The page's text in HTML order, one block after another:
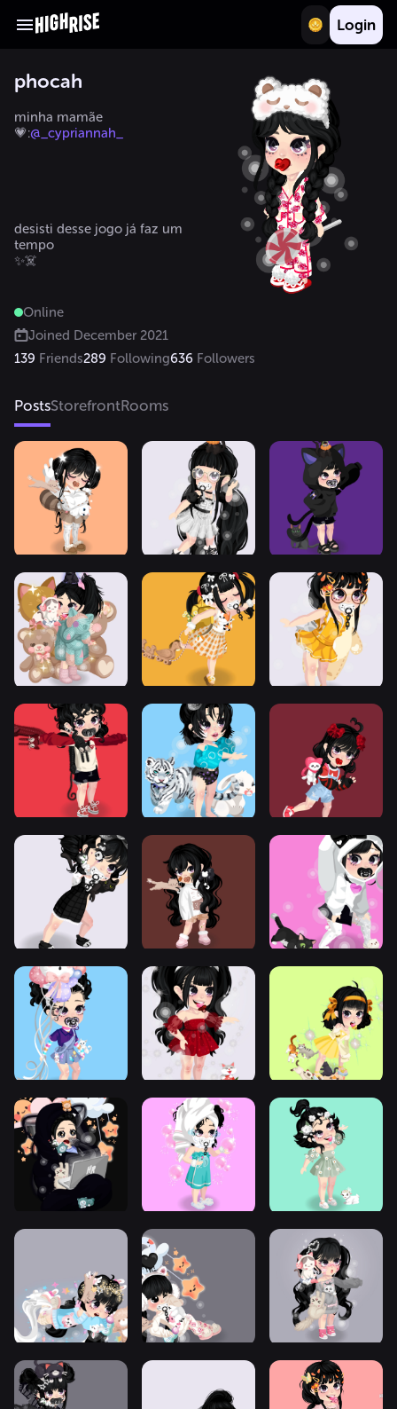
Login
phocah
minha mamãe
💗:@_cypriannah_
desisti desse jogo já faz um
tempo
✨☠️
Online
Joined December 2021
139 Friends289 Following636 Followers
PostsStorefrontRooms